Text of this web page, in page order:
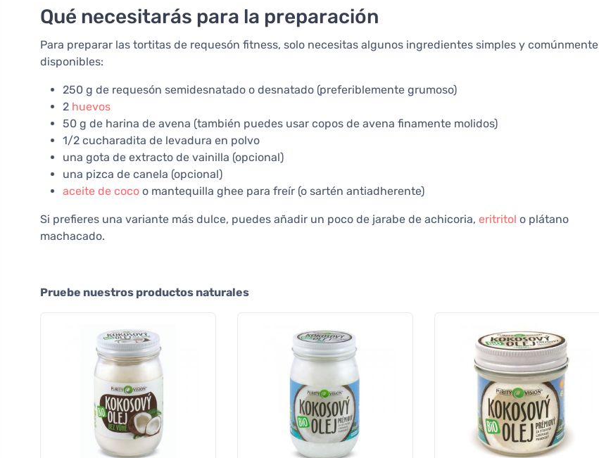
Qué necesitarás para la preparación
Para preparar las tortitas de requesón fitness, solo necesitas algunos ingredientes simples y comúnmente
disponibles:
250 g de requesón semidesnatado o desnatado (preferiblemente grumoso)
2 huevos
50 g de harina de avena (también puedes usar copos de avena finamente molidos)
1/2 cucharadita de levadura en polvo
una gota de extracto de vainilla (opcional)
una pizca de canela (opcional)
aceite de coco o mantequilla ghee para freír (o sartén antiadherente)
Si prefieres una variante más dulce, puedes añadir un poco de jarabe de achicoria, eritritol o plátano
machacado.
Pruebe nuestros productos naturales